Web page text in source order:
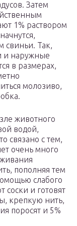
Затем
1% раствором
свиньи. Так,
и наружные
в размерах,
молозиво,
животного
водой,
связано с тем,
очень много
пополняя тем
слабого
соски и готовят
крепкую нить,
поросят и 5%